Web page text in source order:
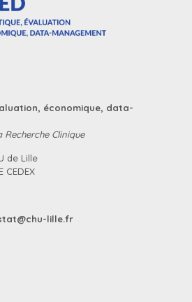
économique, data-
Clinique
de Lille
CEDEX
lille.fr